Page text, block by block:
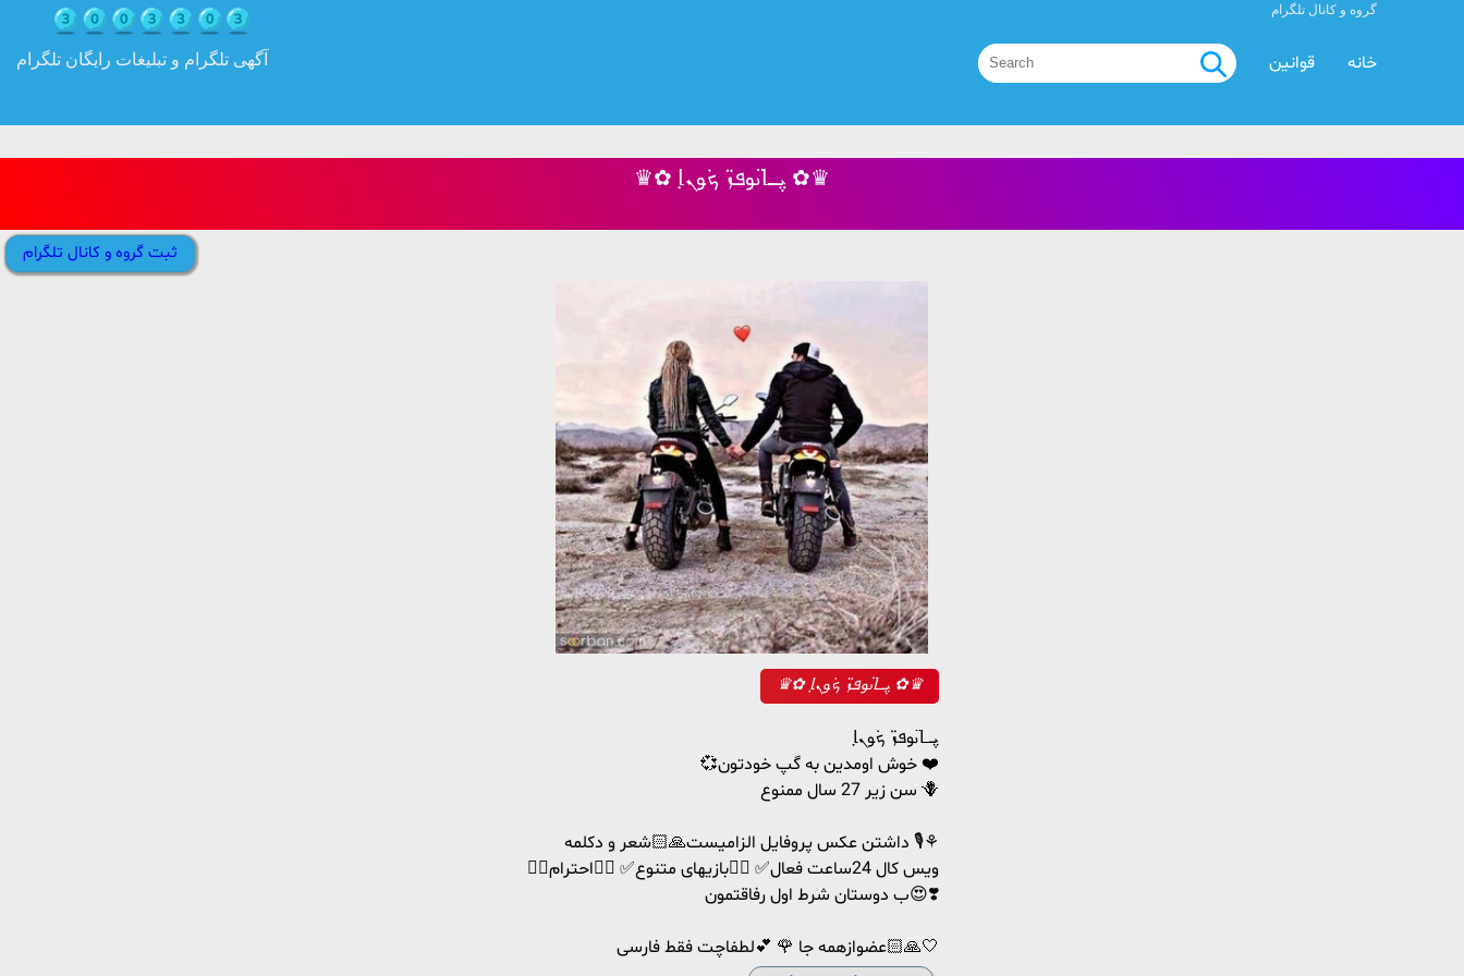
آگهی تلگرام و تبلیغات رایگان تلگرام
گروه و کانال تلگرام
قوانین خانه
♛✿ ܝ݆ߺߊ‌ࡅ߳وܦ̈ܙ‌ ܟܿوܢ̣ߊ‌ ✿♛
ثبت گروه و کانال تلگرام
♛✿ ܝ݆ߺߊ‌ࡅ߳وܦ̈ܙ‌ ܟܿوܢ̣ߊ‌ ✿♛
ܝ݆ߺߊ‌ࡅ߳وܦ̈ܙ‌ ܟܿوܢ̣ߊ
💞خوش اومدین به گپ خودتون ❤️
سن زیر 27 سال ممنوع 🪻
داشتن عکس پروفایل الزامیست🙏🏻شعر و دکلمه 🎙⚘️
❤️‍🔥ویس کال 24ساعت فعال✅ ❤️‍🔥بازیهای متنوع✅ ❤️‍🔥احترام
ب دوستان شرط اول رفاقتمون😍❣️
عضوازهمه جا 🌹 💕لطفاچت فقط فارسی🙏🏻🤍